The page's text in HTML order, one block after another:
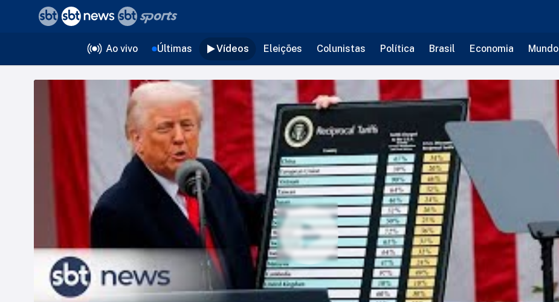
Ao vivo Últimas Vídeos Eleições Colunistas Política Brasil Economia Mundo
voltar
Editorias